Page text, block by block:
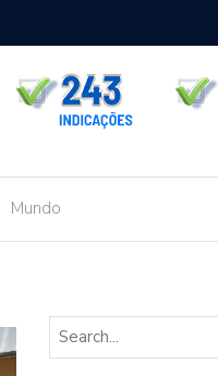
Dourados
Mundo